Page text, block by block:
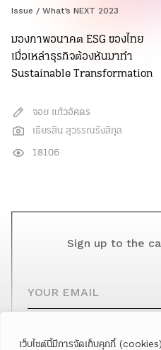
เว็บไซต์นี้มีการจัดเก็บคุกกี้
Issue / What’s NEXT 2023
มองภาพอนาคต ESG ของไทย
เมื่อเหล่าธุรกิจต้องหันมาทำ
Sustainable Transformation
จอย แก้วอัศดร
เธียรสิน สุวรรณรังสิกุล
18106
Sign up to the